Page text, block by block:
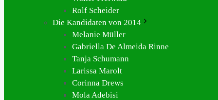
Rolf Scheider
Die Kandidaten von 2014
Melanie Müller
Gabriella De Almeida Rinne
Tanja Schumann
Larissa Marolt
Corinna Drews
Mola Adebisi